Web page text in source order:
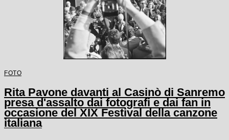
FOTO
Rita Pavone davanti al Casinò di Sanremo
presa d'assalto dai fotografi e dai fan in
occasione del XIX Festival della canzone
italiana